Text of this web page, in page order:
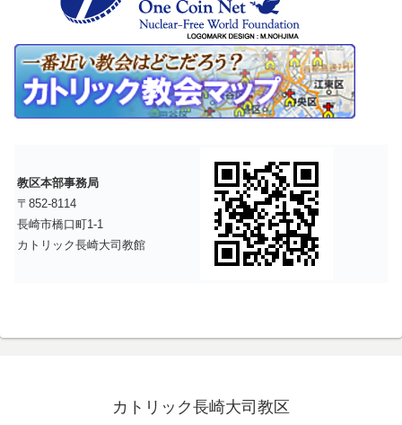
教区本部事務局
〒852-8114
長崎市橋口町1-1
カトリック長崎大司教館
カトリック長崎大司教区